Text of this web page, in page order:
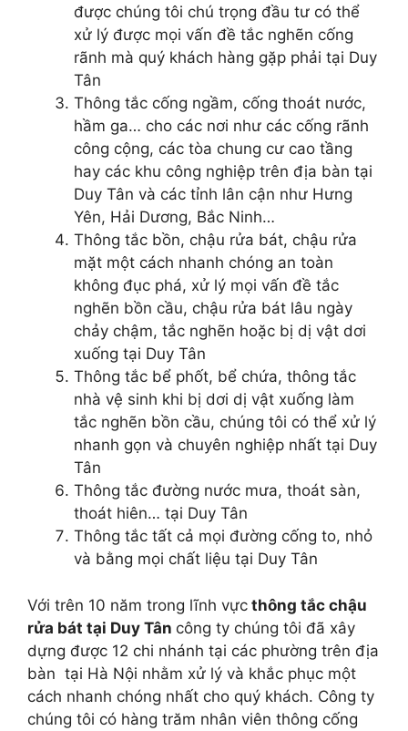
được chúng tôi chú trọng đầu tư có thể
xử lý được mọi vấn đề tắc nghẽn cống
rãnh mà quý khách hàng gặp phải tại Duy
Tân
Thông tắc cống ngầm, cống thoát nước,
hầm ga… cho các nơi như các cống rãnh
công cộng, các tòa chung cư cao tầng
hay các khu công nghiệp trên địa bàn tại
Duy Tân và các tỉnh lân cận như Hưng
Yên, Hải Dương, Bắc Ninh…
Thông tắc bồn, chậu rửa bát, chậu rửa
mặt một cách nhanh chóng an toàn
không đục phá, xử lý mọi vấn đề tắc
nghẽn bồn cầu, chậu rửa bát lâu ngày
chảy chậm, tắc nghẽn hoặc bị dị vật dơi
xuống tại Duy Tân
Thông tắc bể phốt, bể chứa, thông tắc
nhà vệ sinh khi bị dơi dị vật xuống làm
tắc nghẽn bồn cầu, chúng tôi có thể xử lý
nhanh gọn và chuyên nghiệp nhất tại Duy
Tân
Thông tắc đường nước mưa, thoát sàn,
thoát hiên… tại Duy Tân
Thông tắc tất cả mọi đường cống to, nhỏ
và bằng mọi chất liệu tại Duy Tân
Với trên 10 năm trong lĩnh vực thông tắc chậu
rửa bát tại Duy Tân công ty chúng tôi đã xây
dựng được 12 chi nhánh tại các phường trên địa
bàn tại Hà Nội nhằm xử lý và khắc phục một
cách nhanh chóng nhất cho quý khách. Công ty
chúng tôi có hàng trăm nhân viên thông cống